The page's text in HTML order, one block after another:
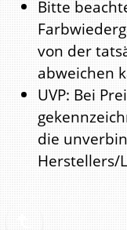
Bitte
von der
abweichen
UVP: Bei
die
Herstellers/